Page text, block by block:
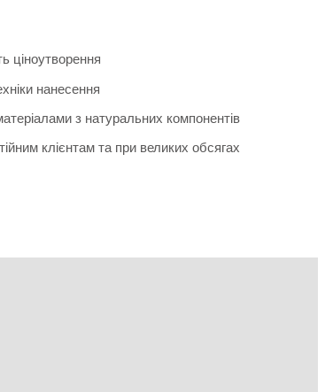
ціноутворення
нанесення
з натуральних компонентів
клієнтам та при великих обсягах